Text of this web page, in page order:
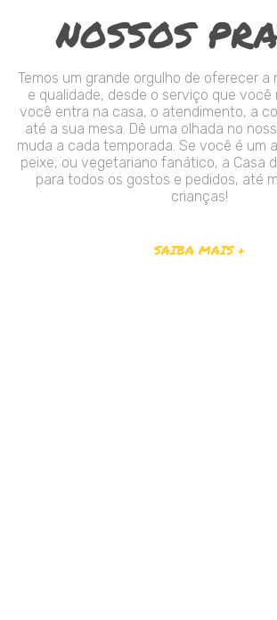
NOSSOS
Temos um grande orgulho de oferecer a
e qualidade, desde o serviço que você
você entra na casa, o atendimento, a
até a sua mesa. Dê uma olhada no
muda a cada temporada. Se você é um
peixe, ou vegetariano fanático, a Casa
para todos os gostos e pedidos, até
crianças!
SAIBA MAIS +